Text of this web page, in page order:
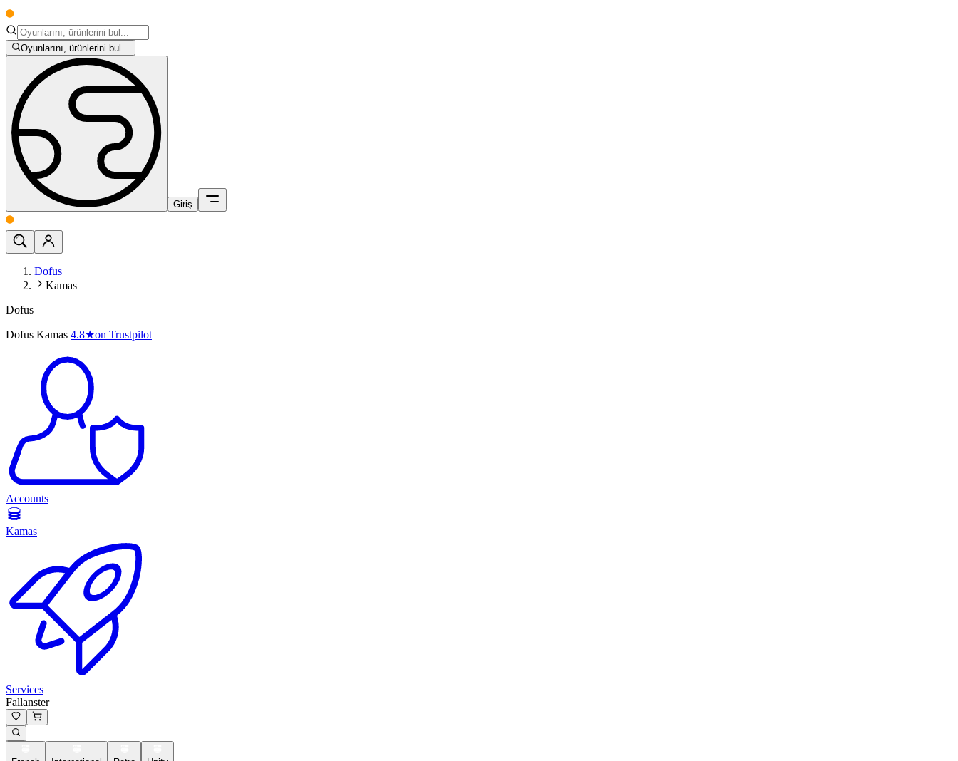
Oyunlarını, ürünlerini bul...
Giriş
Dofus
Kamas
Dofus
Dofus Kamas 4.8★on Trustpilot
Accounts
Kamas
Services
Fallanster